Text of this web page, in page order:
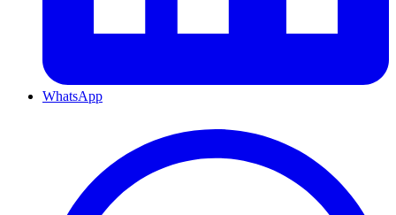
WhatsApp